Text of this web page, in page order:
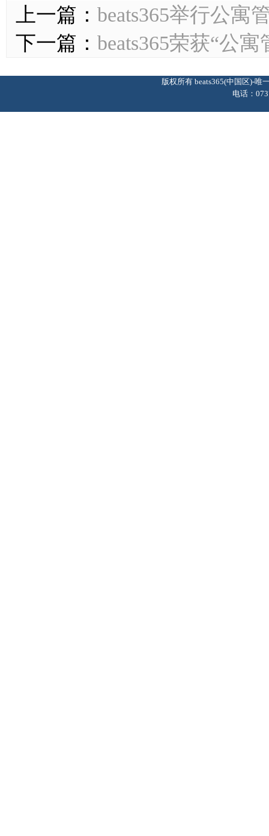
上一篇： beats365举行公寓
下一篇： beats365荣获“公
版权所有 beats365(中国区)-
电话：